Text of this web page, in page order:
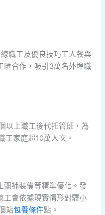
職工及優良技巧工人餐與
匯合作，吸引3萬名外埠職
以上職工後代托管班，為
工家庭超10萬人次。
彌補裝備等精準優化。發
工會依據現實情形對驛小
站包養條件點。